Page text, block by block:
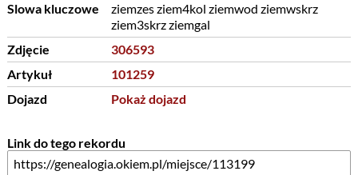
Slowa kluczowe
ziemzes ziem4kol ziemwod ziemwskrz
ziem3skrz ziemgal
Zdjęcie
306593
Artykuł
101259
Dojazd
Pokaż dojazd
Link do tego rekordu